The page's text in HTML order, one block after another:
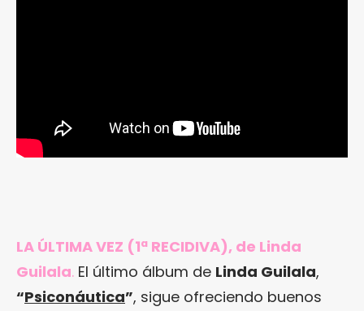
LA ÚLTIMA VEZ (1ª RECIDIVA), de Linda
Guilala. El último álbum de Linda Guilala,
“Psiconáutica”, sigue ofreciendo buenos